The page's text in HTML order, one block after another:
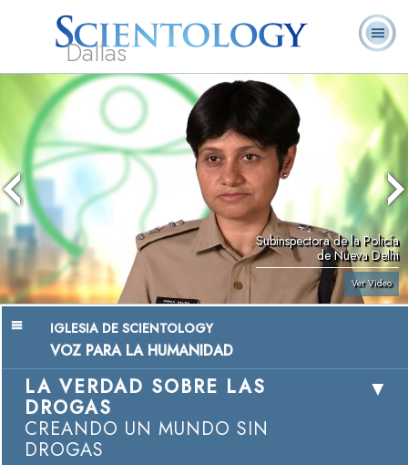
Dallas
Nosotros
L. Ronald
Hubbard
¿Qué es
Scientology?
Ministros
Voluntarios
Preguntas
Frecuentes
Libros
Subinspectora de la Policía
de Nueva Delhi
Ver Video
IGLESIA DE SCIENTOLOGY
VOZ PARA LA HUMANIDAD
LA VERDAD SOBRE LAS
DROGAS
CREANDO UN MUNDO SIN
DROGAS